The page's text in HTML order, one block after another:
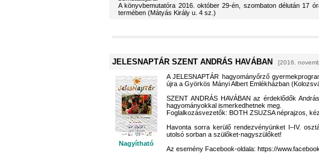
A könyvbemutatóra 2016. október 29-én, szombaton délután 17
termében (Mátyás Király u. 4 sz.)
JELESNAPTÁR SZENT ANDRÁS HAVÁBAN [2016.
Nagyítható
A JELESNAPTÁR hagyományőrző
újra a Györkös Mányi Albert Emlékházban
SZENT ANDRÁS HAVÁBAN az érdeklődők
hagyományokkal ismerkedhetnek meg.
Foglalkozásvezetők: BOTH ZSUZSA néprajzos,
Havonta sorra kerülő rendezvényünket I–IV.
utolsó sorban a szülőket-nagyszülőket!
Az esemény Facebook-oldala: https://